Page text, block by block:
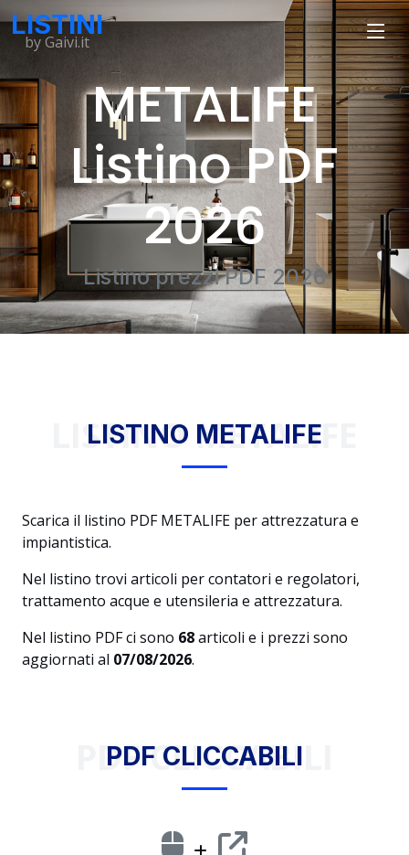
LISTINI
by Gaivi.it
METALIFE
Listino PDF
2026
Listino prezzi PDF 2026
LISTINO METALIFE
LISTINO METALIFE
Scarica il listino PDF METALIFE per attrezzatura e
impiantistica.
Nel listino trovi articoli per contatori e regolatori,
trattamento acque e utensileria e attrezzatura.
Nel listino PDF ci sono 68articoli e i prezzi sono
aggiornati al 07/08/2026.
PDF CLICCABILI
PDF CLICCABILI